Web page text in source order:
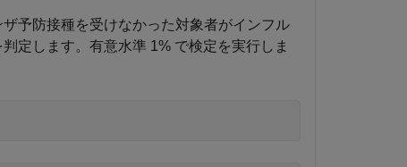
予防接種を受けなかった対象者がインフル
定します。有意水準 1% で検定を実行しま